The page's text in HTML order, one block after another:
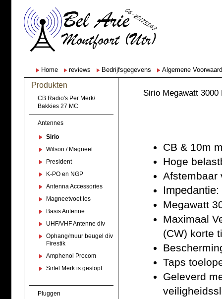
Home reviews Bedrijfsgegevens Algemene
Produkten
CB Radio's Per Merk/
Bakkies 27 MC
Antennes
Sirio
Wilson / Magneet
President
K-PO en NGP
Antenna Accessories
Magneetvoet los
Basis Antenne
UHF/VHF Antenne div
Ophang/muur beugel div
Firestik
Amphenol Procom
Sirtel Merk is gestopt
Pluggen
Sirio Megawatt 3000
CB & 10m
Hoge
Afstembaar
Megawatt
Maximaal
(CW) korte
Taps
Geleverd